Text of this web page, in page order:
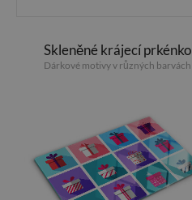
Skleněné krájecí prkénko
Dárkové motivy v různých barvách